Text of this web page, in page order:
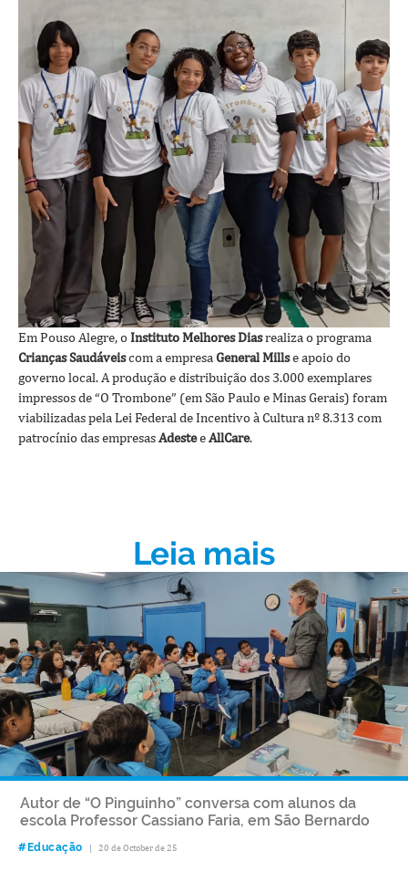
Em Pouso Alegre, o Instituto Melhores Diasrealiza o programa
Crianças Saudáveiscom a empresa General Millse apoio do
governo local. A produção e distribuição dos 3.000 exemplares
impressos de “O Trombone” (em São Paulo e Minas Gerais) foram
viabilizadas pela Lei Federal de Incentivo à Cultura nº 8.313 com
patrocínio das empresasAdesteeAllCare.
Leia mais
Autor de “O Pinguinho” conversa com alunos da
escola Professor Cassiano Faria, em São Bernardo
#Educação | 20 de October de 25